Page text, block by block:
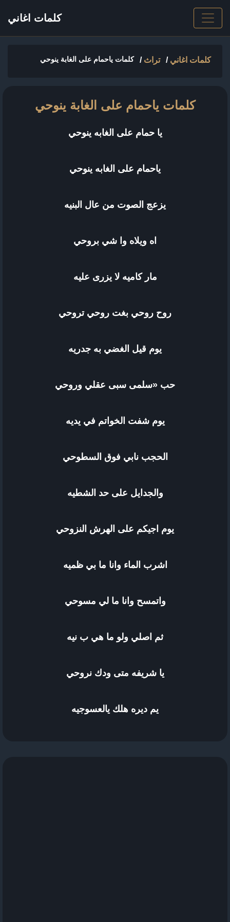
كلمات اغاني
كلمات اغاني/ تراث / كلمات ياحمام على الغابة ينوحي
كلمات ياحمام على الغابة ينوحي
يا حمام على الغابه ينوحي
ياحمام على الغابه ينوحي
يزعج الصوت من عال البنيه
اه ويلاه وا شي بروحي
مار كاميه لا يزرى عليه
روح روحي بغت روحي تروحي
يوم قيل الغضي به جدريه
حب «سلمى سبى عقلي وروحي
يوم شفت الخواتم في يديه
الحجب نابي فوق السطوحي
والجدايل على حد الشطيه
يوم اجيكم على الهرش النزوحي
اشرب الماء وانا ما بي ظميه
واتمسح وانا ما لي مسوحي
ثم اصلي ولو ما هي ب نيه
يا شريفه متى ودك نروحي
يم ديره هلك يالعسوجيه